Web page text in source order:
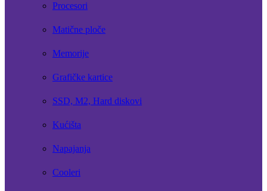
Procesori
Matične ploče
Memorije
Grafičke kartice
SSD, M2, Hard diskovi
Kućišta
Napajanja
Cooleri